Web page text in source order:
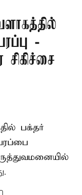
-
பக்தர்